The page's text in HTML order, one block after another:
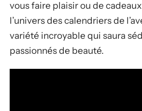
vous faire plaisir ou de
l’univers des calendriers de
variété incroyable qui saura
passionnés de beauté.